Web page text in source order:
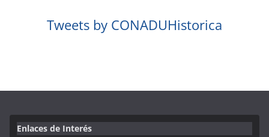
Tweets by CONADUHistorica
Enlaces de Interés